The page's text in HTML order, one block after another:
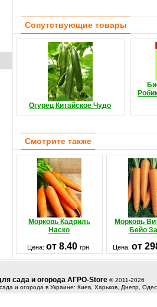
Сопутствующие товары
Огурец Китайское Чудо
Смотрите также
Морковь Кадриль
Наско
Морковь
Бейо
Цена:от 8.40грн. Цена: от
сада и огорода АГРО-Store © 2011-2026
и огорода в Украине: Киев, Харьков, Днепр,